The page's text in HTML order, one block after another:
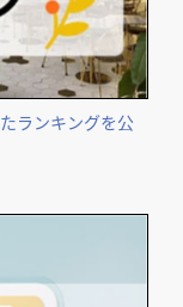
ランキングを公